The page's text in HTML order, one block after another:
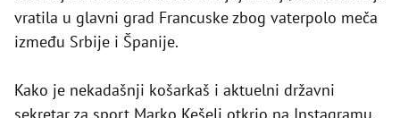
vratila u glavni grad Francuske zbog vaterpolo meča
između Srbije i Španije.
Kako je nekadašnji košarkaš i aktuelni državni
sekretar za sport Marko Kešelj otkrio na Instagramu,